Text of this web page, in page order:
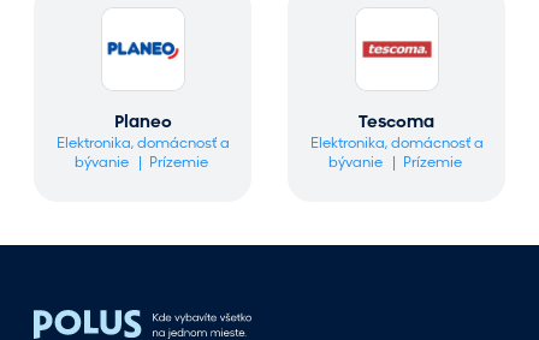
Planeo
Elektronika, domácnosť a
bývanie
Prízemie
Tescoma
Elektronika, domácnosť a
bývanie
Prízemie